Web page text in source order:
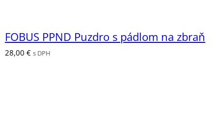
FOBUS PPND Puzdro s pádlom na zbraň
28,00 € s DPH